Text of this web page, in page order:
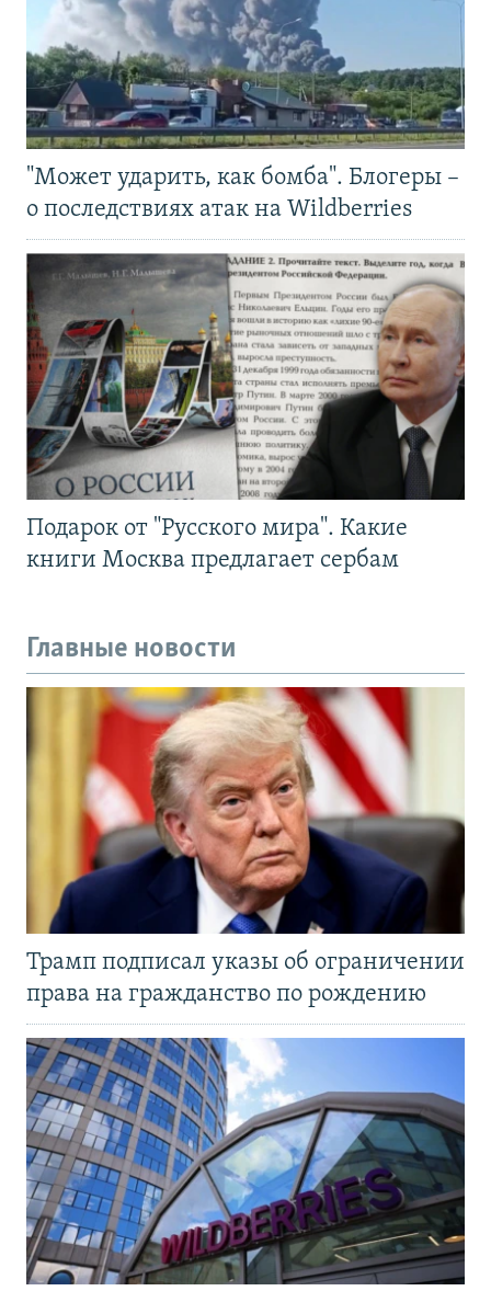
"Может ударить, как бомба". Блогеры –
о последствиях атак на Wildberries
Подарок от "Русского мира". Какие
книги Москва предлагает сербам
Главные новости
Трамп подписал указы об ограничении
права на гражданство по рождению